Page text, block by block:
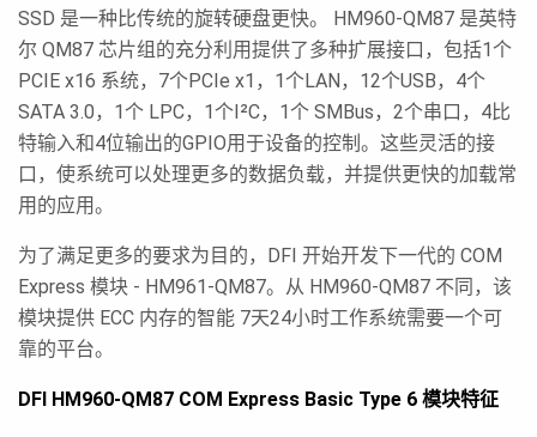
SSD 是一种比传统的旋转硬盘更快。 HM960-QM87 是英特
尔 QM87 芯片组的充分利用提供了多种扩展接口，包括1个
PCIE x16 系统，7个PCIe x1，1个LAN，12个USB，4个
SATA 3.0，1个 LPC，1个I²C，1个 SMBus，2个串口，4比
特输入和4位输出的GPIO用于设备的控制。这些灵活的接
口，使系统可以处理更多的数据负载，并提供更快的加载常
用的应用。
为了满足更多的要求为目的，DFI 开始开发下一代的 COM
Express 模块 - HM961-QM87。从 HM960-QM87 不同，该
模块提供 ECC 内存的智能 7天24小时工作系统需要一个可
靠的平台。
DFI HM960-QM87 COM Express Basic Type 6 模块特征